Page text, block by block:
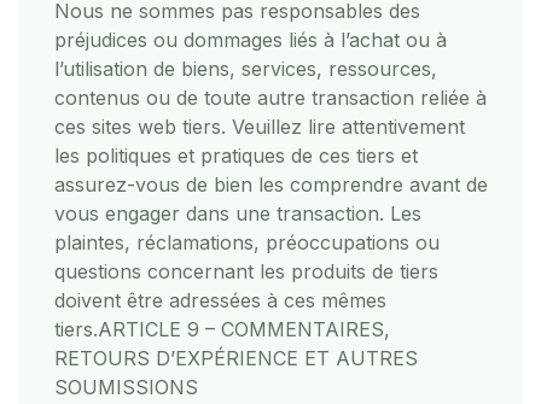
Nous ne sommes pas responsables des
préjudices ou dommages liés à l’achat ou à
l’utilisation de biens, services, ressources,
contenus ou de toute autre transaction reliée à
ces sites web tiers. Veuillez lire attentivement
les politiques et pratiques de ces tiers et
assurez-vous de bien les comprendre avant de
vous engager dans une transaction. Les
plaintes, réclamations, préoccupations ou
questions concernant les produits de tiers
doivent être adressées à ces mêmes
tiers.ARTICLE 9 – COMMENTAIRES,
RETOURS D’EXPÉRIENCE ET AUTRES
SOUMISSIONS